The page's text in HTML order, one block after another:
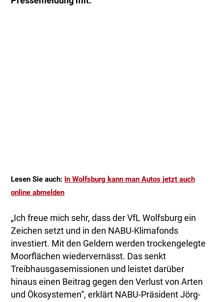
Lesen Sie auch: In Wolfsburg kann man Autos jetzt auch
online abmelden
„Ich freue mich sehr, dass der VfL Wolfsburg ein
Zeichen setzt und in den NABU-Klimafonds
investiert. Mit den Geldern werden trockengelegte
Moorflächen wiedervernässt. Das senkt
Treibhausgasemissionen und leistet darüber
hinaus einen Beitrag gegen den Verlust von Arten
und Ökosystemen“, erklärt NABU-Präsident Jörg-